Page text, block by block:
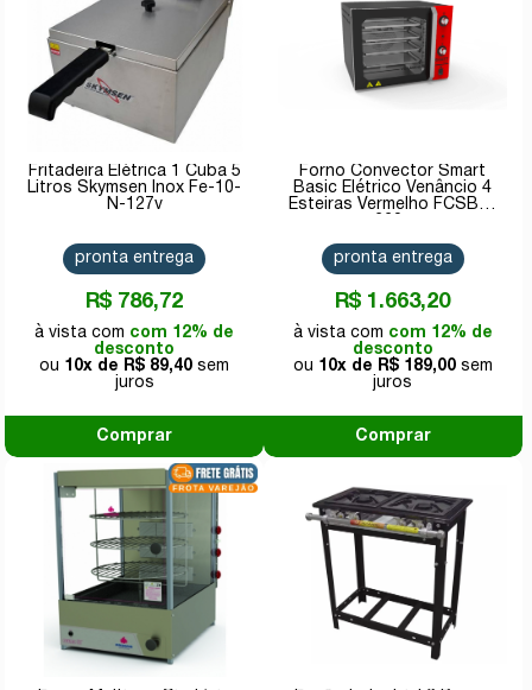
Fritadeira Elétrica 1 Cuba 5
Litros Skymsen Inox Fe-10-
N-127v
R$ 786,72
com 12% de
desconto
10x de
R$ 89,40
pronta entrega
Comprar
Forno Convector Smart
Basic Elétrico Venâncio 4
Esteiras Vermelho FCSB4E
R$ 1.663,20
com 12% de
desconto
10x de
R$ 189,00
pronta entrega
Comprar